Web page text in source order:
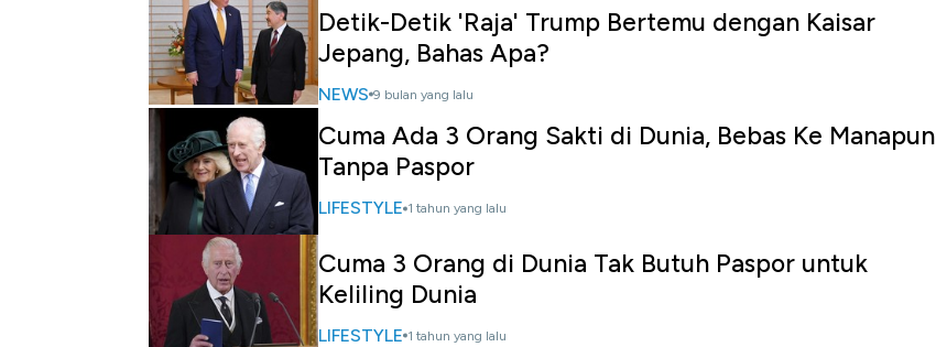
Detik-Detik 'Raja' Trump Bertemu dengan Kaisar
Jepang, Bahas Apa?
NEWS 9 bulan yang lalu
Cuma Ada 3 Orang Sakti di Dunia, Bebas Ke Manapun
Tanpa Paspor
LIFESTYLE 1 tahun yang lalu
Cuma 3 Orang di Dunia Tak Butuh Paspor untuk
Keliling Dunia
LIFESTYLE 1 tahun yang lalu